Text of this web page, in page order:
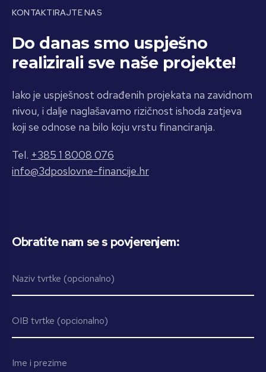
KONTAKTIRAJTE NAS
Do danas smo uspješno
realizirali sve naše projekte!
Iako je uspješnost odrađenih projekata na zavidnom
nivou, i dalje naglašavamo rizičnost ishoda zatjeva
koji se odnose na bilo koju vrstu financiranja.
Tel. +385 1 8008 076
info@3dposlovne-financije.hr
Obratite nam se s povjerenjem: